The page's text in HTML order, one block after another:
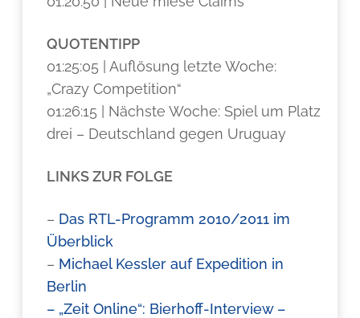
QUOTENTIPP
01:25:05 | Auflösung letzte Woche:
„Crazy Competition“
01:26:15 | Nächste Woche: Spiel um Platz
drei – Deutschland gegen Uruguay
LINKS ZUR FOLGE
– Das RTL-Programm 2010/2011 im
Überblick
– Michael Kessler auf Expedition in
Berlin
– „Zeit Online“: Bierhoff-Interview –